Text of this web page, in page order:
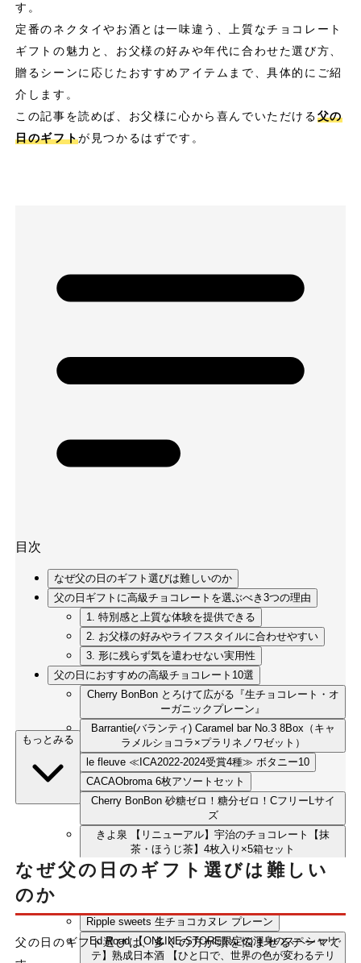
す。
定番のネクタイやお酒とは一味違う、上質なチョコレート
ギフトの魅力と、お父様の好みや年代に合わせた選び方、
贈るシーンに応じたおすすめアイテムまで、具体的にご紹
介します。
この記事を読めば、お父様に心から喜んでいただける父の
日のギフトが見つかるはずです。
目次
なぜ父の日のギフト選びは難しいのか
父の日ギフトに高級チョコレートを選ぶべき3つの理由
1. 特別感と上質な体験を提供できる
2. お父様の好みやライフスタイルに合わせやすい
3. 形に残らず気を遣わせない実用性
父の日におすすめの高級チョコレート10選
Cherry BonBon とろけて広がる『生チョコレート・オ
ーガニックプレーン』
Barrantie(バランティ) Caramel bar No.3 8Box（キャ
ラメルショコラ×プラリネノワゼット）
le fleuve ≪ICA2022-2024受賞4種≫ ボタニー10
CACAObroma 6枚アソートセット
Cherry BonBon 砂糖ゼロ！糖分ゼロ！CフリーLサイ
ズ
きよ泉 【リニューアル】宇治のチョコレート【抹
茶・ほうじ茶】4枚入り×5箱セット
BeBeBe chocolatier ゴーセンス プラリネ ショコラ16
粒入 ギフトボックス
Ripple sweets 生チョコカヌレ プレーン
Ed.Road 【ONLINE-STORE限定の渾身のスペシャリ
テ】熟成日本酒 【ひと口で、世界の色が変わるテリ
もっとみる
なぜ父の日のギフト選びは難しい
のか
父の日のギフト選びは、多くの方が頭を悩ませるテーマで